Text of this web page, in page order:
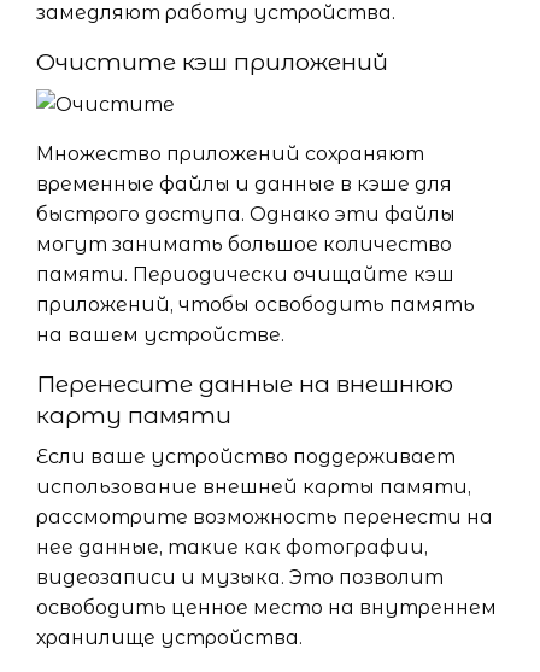
замедляют работу устройства.
Очистите кэш приложений
Множество приложений сохраняют
временные файлы и данные в кэше для
быстрого доступа. Однако эти файлы
могут занимать большое количество
памяти. Периодически очищайте кэш
приложений, чтобы освободить память
на вашем устройстве.
Перенесите данные на внешнюю
карту памяти
Если ваше устройство поддерживает
использование внешней карты памяти,
рассмотрите возможность перенести на
нее данные, такие как фотографии,
видеозаписи и музыка. Это позволит
освободить ценное место на внутреннем
хранилище устройства.